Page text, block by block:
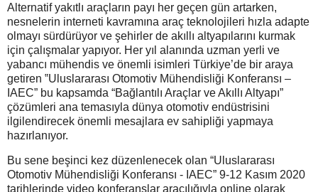
Alternatif yakıtlı araçların payı her geçen gün artarken,
nesnelerin interneti kavramına araç teknolojileri hızla adapte
olmayı sürdürüyor ve şehirler de akıllı altyapılarını kurmak
için çalışmalar yapıyor. Her yıl alanında uzman yerli ve
yabancı mühendis ve önemli isimleri Türkiye’de bir araya
getiren ‟Uluslararası Otomotiv Mühendisliği Konferansı –
IAEC” bu kapsamda “Bağlantılı Araçlar ve Akıllı Altyapı”
çözümleri ana temasıyla dünya otomotiv endüstrisini
ilgilendirecek önemli mesajlara ev sahipliği yapmaya
hazırlanıyor.
Bu sene beşinci kez düzenlenecek olan “Uluslararası
Otomotiv Mühendisliği Konferansı - IAEC” 9-12 Kasım 2020
tarihlerinde video konferanslar aracılığıyla online olarak